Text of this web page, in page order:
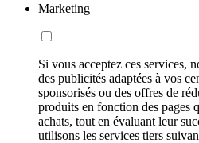
Marketing
Si vous acceptez ces services,
des publicités adaptées à vos
sponsorisés ou des offres de
produits en fonction des pages
achats, tout en évaluant leur
utilisons les services tiers